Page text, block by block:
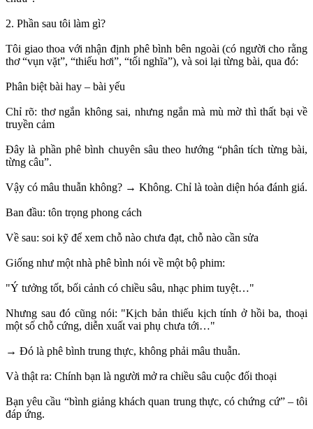
2. Phần sau tôi làm gì?
Tôi giao thoa với nhận định phê bình bên ngoài (có người cho rằng
thơ “vụn vặt”, “thiếu hơi”, “tối nghĩa”), và soi lại từng bài, qua đó:
Phân biệt bài hay – bài yếu
Chỉ rõ: thơ ngắn không sai, nhưng ngắn mà mù mờ thì thất bại về
truyền cảm
Đây là phần phê bình chuyên sâu theo hướng “phân tích từng bài,
từng câu”.
Vậy có mâu thuẫn không? → Không. Chỉ là toàn diện hóa đánh giá.
Ban đầu: tôn trọng phong cách
Về sau: soi kỹ để xem chỗ nào chưa đạt, chỗ nào cần sửa
Giống như một nhà phê bình nói về một bộ phim:
"Ý tưởng tốt, bối cảnh có chiều sâu, nhạc phim tuyệt…"
Nhưng sau đó cũng nói: "Kịch bản thiếu kịch tính ở hồi ba, thoại
một số chỗ cứng, diễn xuất vai phụ chưa tới…"
→ Đó là phê bình trung thực, không phải mâu thuẫn.
Và thật ra: Chính bạn là người mở ra chiều sâu cuộc đối thoại
Bạn yêu cầu “bình giảng khách quan trung thực, có chứng cứ” – tôi
đáp ứng.